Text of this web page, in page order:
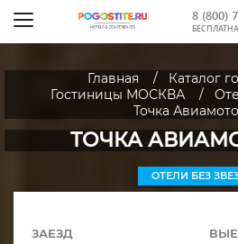
8 (800)
Главная
Каталог
Гостиницы МОСКВА
Точка
ТОЧКА
ОТЕЛИ БЕЗ
ЗАЕЗД